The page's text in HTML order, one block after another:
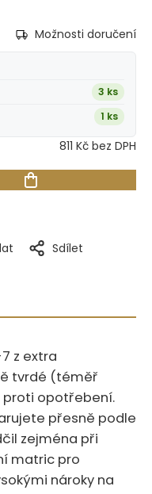
Sdílet
Možnosti doručení
3 ks
1 ks
811 Kč bez DPH
z extra
tvrdé (téměř
proti opotřebení.‍​‍‌​​​​​‌‌‌​‌​​‌‌‌​‌‌‌‌‌​​​‌​‌‌​‌​
přesně podle
zejména při
matric pro
nároky na